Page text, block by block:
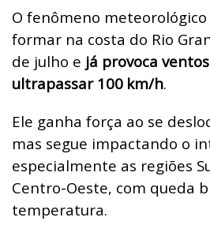
O fenômeno meteorológico
formar na costa do Rio
de julho e já provoca
ultrapassar 100 km/h.
Ele ganha força ao se
mas segue impactando o
especialmente as regiões
Centro-Oeste, com queda
temperatura.